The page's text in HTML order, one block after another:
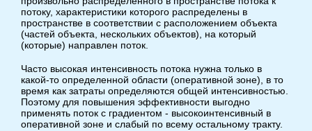
потоку, характеристики которого распределены в
пространстве в соответствии с расположением объекта
(частей объекта, нескольких объектов), на который
(которые) направлен поток.
Часто высокая интенсивность потока нужна только в
какой-то определенной области (оперативной зоне), в то
время как затраты определяются общей интенсивностью.
Поэтому для повышения эффективности выгодно
применять поток с градиентом - высокоинтенсивный в
оперативной зоне и слабый по всему остальному тракту.